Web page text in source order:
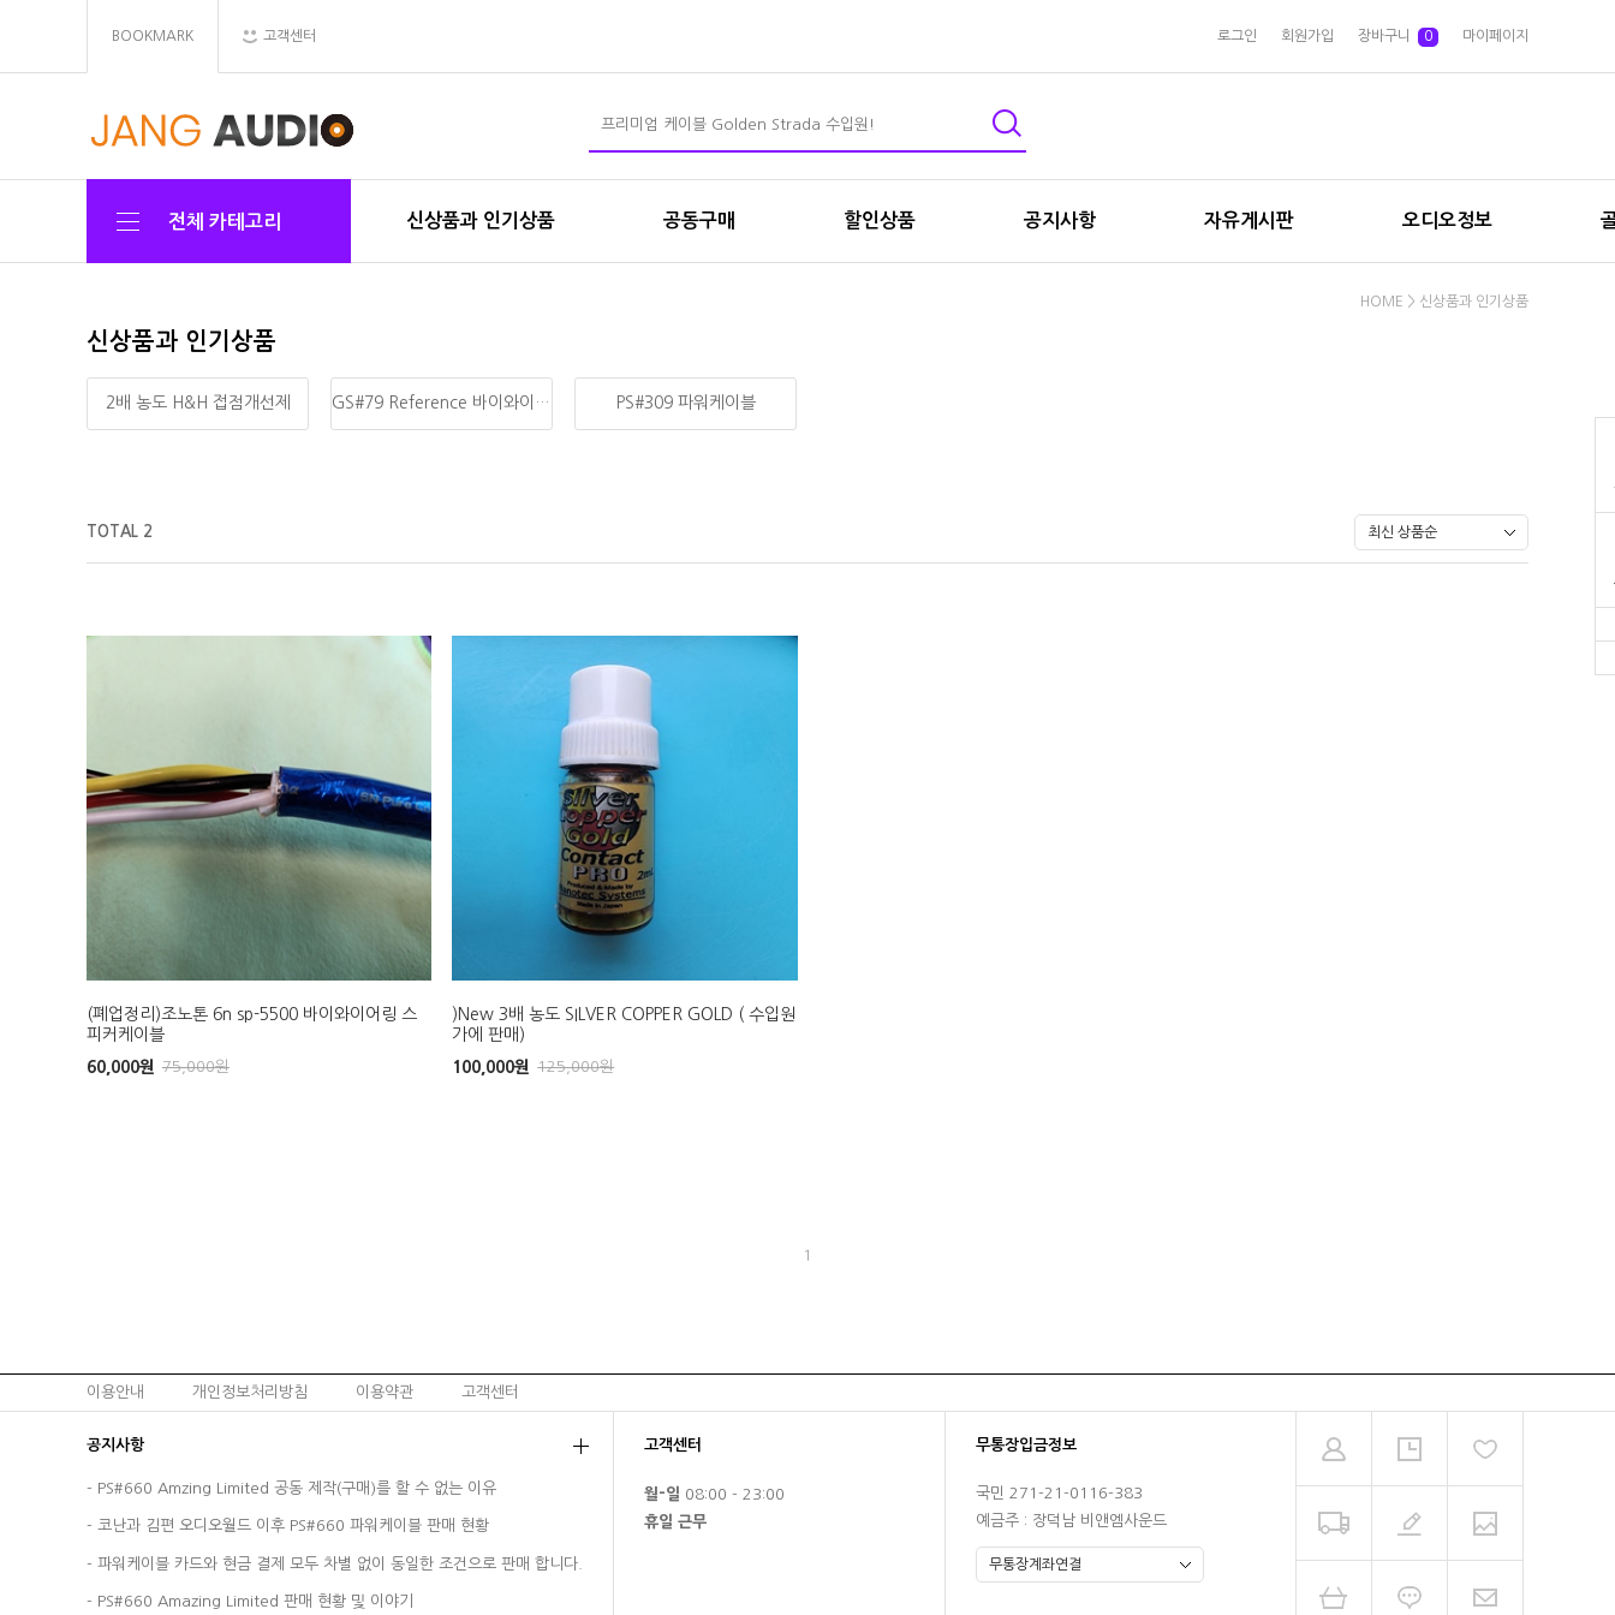
BOOKMARK 고객센터 로그인 회원가입 장바구니 0 마이페이지
전체 카테고리 신상품과 인기상품 공동구매 할인상품 공지사항 자유게시판 오디오정보
HOME > 신상품과 인기상품
신상품과 인기상품
2배 농도 H&H 접점개선제 GS#79 Reference 바이와이어링 스피커케이블 PS#309 파워케이블
TOTAL 2
(폐업정리)조노톤 6n sp-5500 바이와이어링 스
피커케이블
60,000원 75,000원
)New 3배 농도 SILVER COPPER GOLD ( 수입원
가에 판매)
100,000원 125,000원
1
이용안내 개인정보처리방침 이용약관 고객센터
공지사항
- PS#660 Amzing Limited 공동 제작(구매)를 할 수 없는 이유
- 코난과 김편 오디오월드 이후 PS#660 파워케이블 판매 현황
- 파워케이블 카드와 현금 결제 모두 차별 없이 동일한 조건으로 판매 합니다.
- PS#660 Amazing Limited 판매 현황 및 이야기
고객센터
월-일 08:00 - 23:00
휴일 근무
무통장입금정보
국민 271-21-0116-383
예금주 : 장덕남 비앤엠사운드